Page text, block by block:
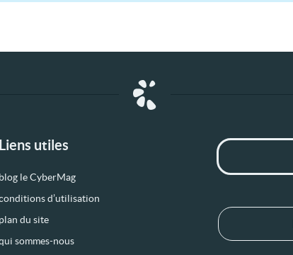
Liens utiles
blog le CyberMag
d’utilisation
plan du site
sommes-nous